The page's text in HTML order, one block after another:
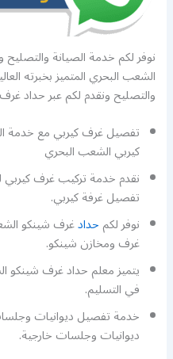
نوفر لكم خدمة الصيانة
الشعب البحري المتميز بخبرته
والتصليح ونقدم لكم عبر حداد
تفصيل غرف كيربي مع خدمة
كيربي الشعب البحري
نقدم خدمة تركيب غرف كيربي
تفصيل غرفة كيربي.
نوفر لكمحدادغرف شينكو
غرف ومخازن شينكو.
يتميز معلم حداد غرف شينكو
في التسليم.
خدمة تفصيل ديوانيات
ديوانيات وجلسات خارجية.